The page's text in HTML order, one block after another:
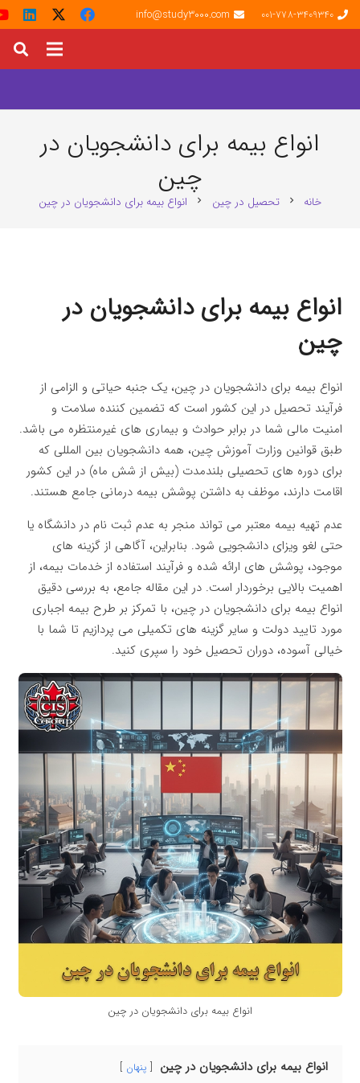
001-778-3409340
info@study3000.com
انواع بیمه برای دانشجویان در
چین
خانه chevron_right تحصیل در چین chevron_right انواع بیمه برای دانشجویان در چین
انواع بیمه برای دانشجویان در
چین
انواع بیمه برای دانشجویان در چین، یک جنبه حیاتی و الزامی از
فرآیند تحصیل در این کشور است که تضمین کننده سلامت و
امنیت مالی شما در برابر حوادث و بیماری های غیرمنتظره می باشد.
طبق قوانین وزارت آموزش چین، همه دانشجویان بین المللی که
برای دوره های تحصیلی بلندمدت (بیش از شش ماه) در این کشور
اقامت دارند، موظف به داشتن پوشش بیمه درمانی جامع هستند.
عدم تهیه بیمه معتبر می تواند منجر به عدم ثبت نام در دانشگاه یا
حتی لغو ویزای دانشجویی شود. بنابراین، آگاهی از گزینه های
موجود، پوشش های ارائه شده و فرآیند استفاده از خدمات بیمه، از
اهمیت بالایی برخوردار است. در این مقاله جامع، به بررسی دقیق
انواع بیمه برای دانشجویان در چین، با تمرکز بر طرح بیمه اجباری
مورد تایید دولت و سایر گزینه های تکمیلی می پردازیم تا شما با
خیالی آسوده، دوران تحصیل خود را سپری کنید.
انواع بیمه برای دانشجویان در چین
انواع بیمه برای دانشجویان در چین پنهان